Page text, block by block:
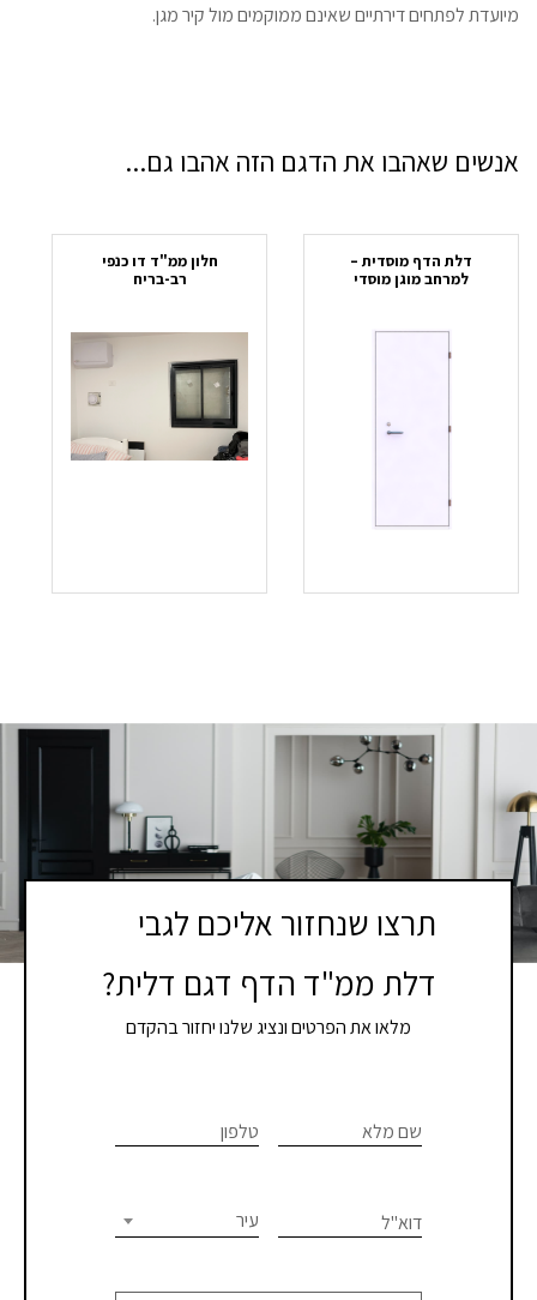
מיועדת לפתחים דירתיים שאינם ממוקמים מול קיר מגן.
אנשים שאהבו את הדגם הזה אהבו גם...
דלת הדף מוסדית –
למרחב מוגן מוסדי
חלון ממ"ד דו כנפי
רב-בריח
תרצו שנחזור אליכם לגבי
דלת ממ"ד הדף דגם דלית?
מלאו את הפרטים ונציג שלנו יחזור בהקדם
פגישת
או
שם מלא טלפון
דוא"ל עיר
are
this
field